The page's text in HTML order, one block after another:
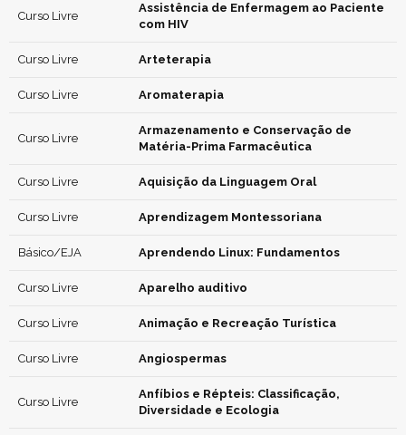
Curso Livre
Assistência de Enfermagem ao Paciente
com HIV
Curso Livre Arteterapia
Curso Livre Aromaterapia
Curso Livre
Armazenamento e Conservação de
Matéria-Prima Farmacêutica
Curso Livre Aquisição da Linguagem Oral
Curso Livre Aprendizagem Montessoriana
Básico/EJA Aprendendo Linux: Fundamentos
Curso Livre Aparelho auditivo
Curso Livre Animação e Recreação Turística
Curso Livre Angiospermas
Curso Livre
Anfíbios e Répteis: Classificação,
Diversidade e Ecologia